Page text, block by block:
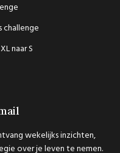
challenge
naar S
wekelijks inzichten,
over je leven te nemen.